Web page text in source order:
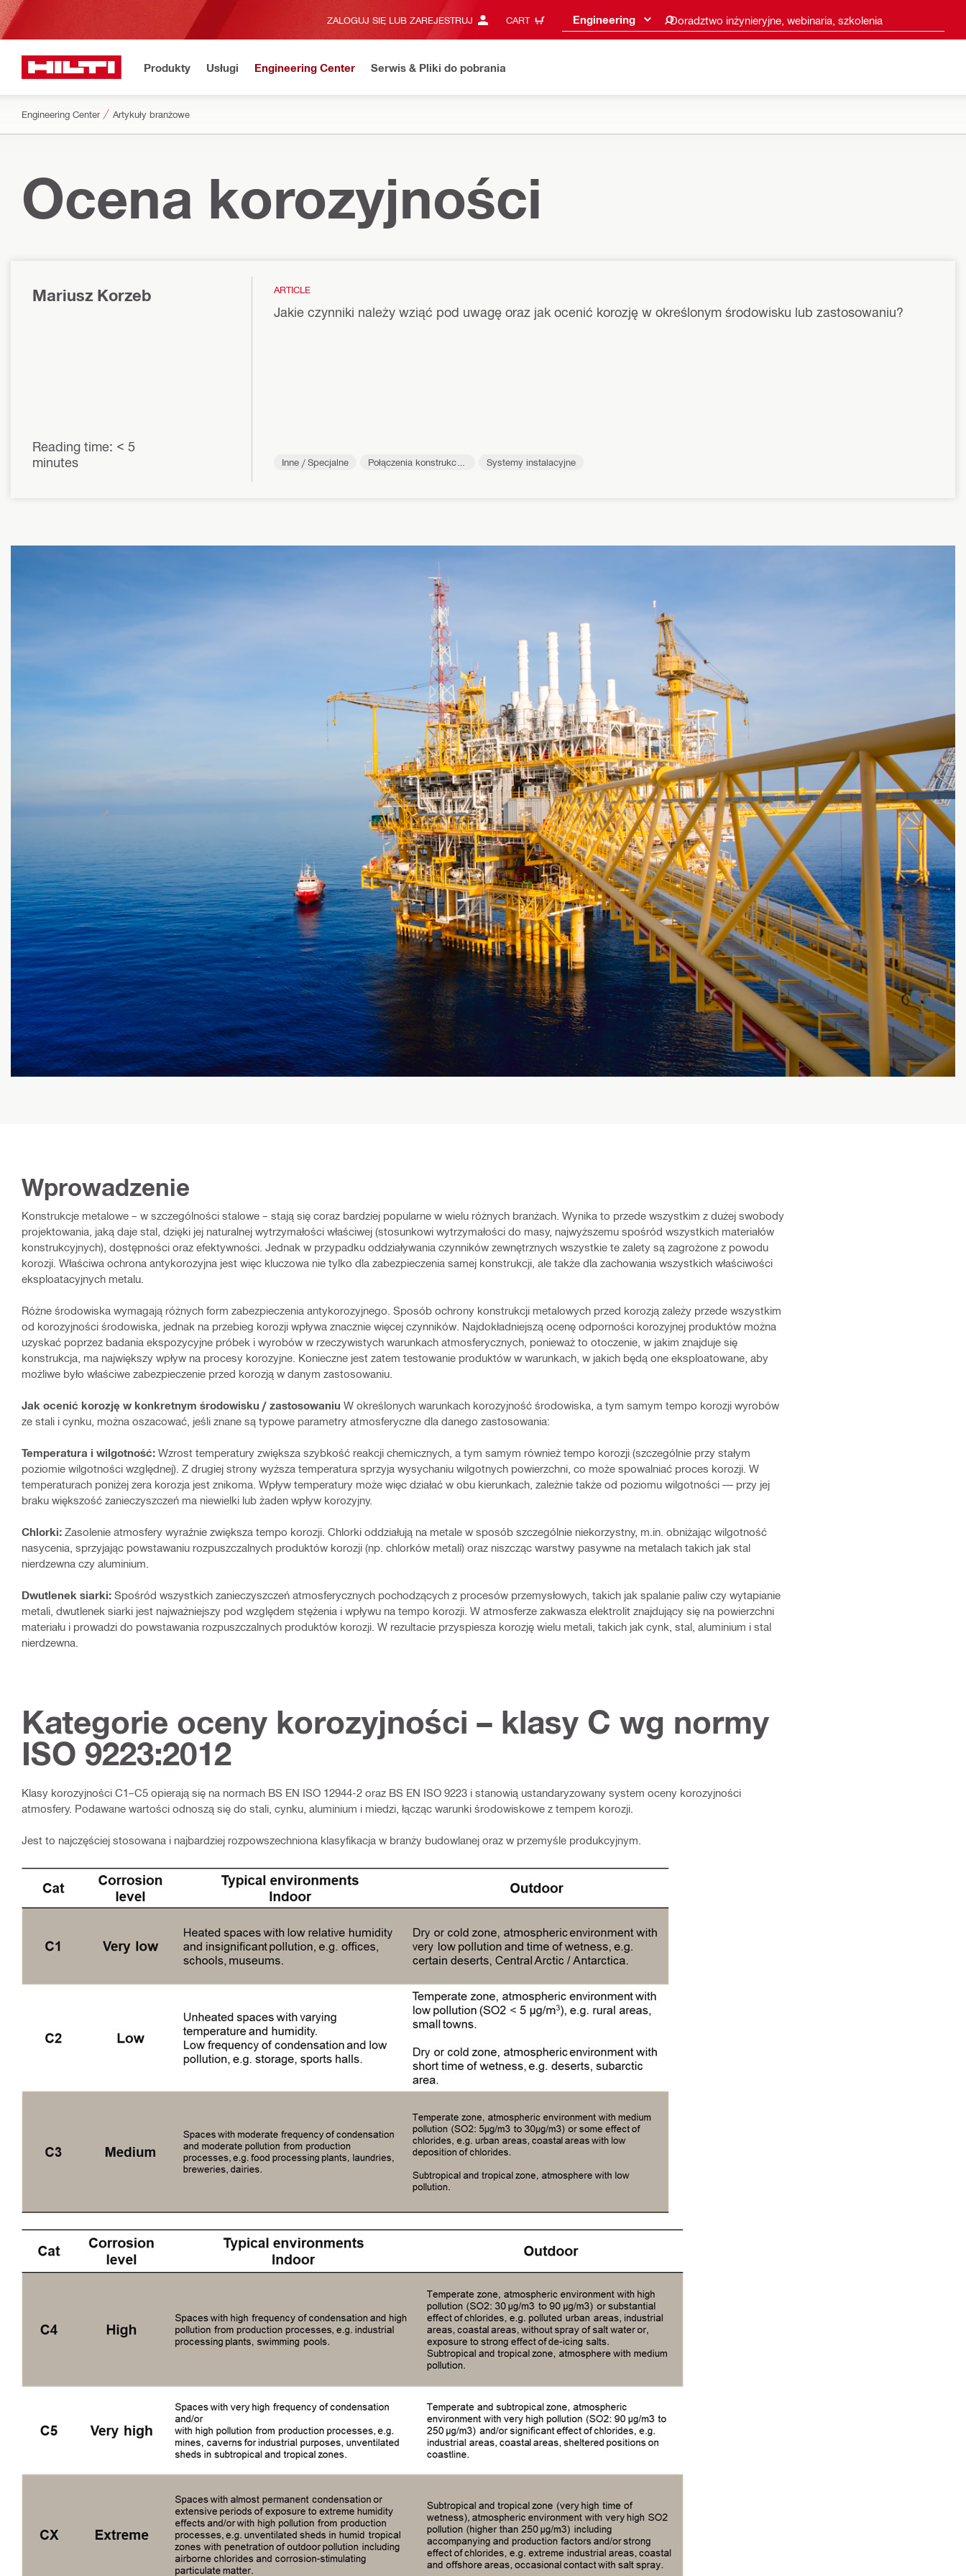
ZALOGUJ SIĘ LUB ZAREJESTRUJ CART Engineering Doradztwo inżynieryjne, webinaria, szkolenia
Produkty Usługi Engineering Center Serwis & Pliki do pobrania
Engineering Center Artykuły branżowe
Ocena korozyjności
Mariusz Korzeb
Reading time: < 5
minutes
ARTICLE
Jakie czynniki należy wziąć pod uwagę oraz jak ocenić korozję w określonym środowisku lub zastosowaniu?
Inne / Specjalne
Połączenia konstrukcyj
Systemy instalacyjne
Wprowadzenie
Konstrukcje metalowe – w szczególności stalowe – stają się coraz bardziej popularne w wielu różnych branżach. Wynika to przede wszystkim z dużej swobody
projektowania, jaką daje stal, dzięki jej naturalnej wytrzymałości właściwej (stosunkowi wytrzymałości do masy, najwyższemu spośród wszystkich materiałów
konstrukcyjnych), dostępności oraz efektywności. Jednak w przypadku oddziaływania czynników zewnętrznych wszystkie te zalety są zagrożone z powodu
korozji. Właściwa ochrona antykorozyjna jest więc kluczowa nie tylko dla zabezpieczenia samej konstrukcji, ale także dla zachowania wszystkich właściwości
eksploatacyjnych metalu.
Różne środowiska wymagają różnych form zabezpieczenia antykorozyjnego. Sposób ochrony konstrukcji metalowych przed korozją zależy przede wszystkim
od korozyjności środowiska, jednak na przebieg korozji wpływa znacznie więcej czynników. Najdokładniejszą ocenę odporności korozyjnej produktów można
uzyskać poprzez badania ekspozycyjne próbek i wyrobów w rzeczywistych warunkach atmosferycznych, ponieważ to otoczenie, w jakim znajduje się
konstrukcja, ma największy wpływ na procesy korozyjne. Konieczne jest zatem testowanie produktów w warunkach, w jakich będą one eksploatowane, aby
możliwe było właściwe zabezpieczenie przed korozją w danym zastosowaniu.
Jak ocenić korozję w konkretnym środowisku / zastosowaniu W określonych warunkach korozyjność środowiska, a tym samym tempo korozji wyrobów
ze stali i cynku, można oszacować, jeśli znane są typowe parametry atmosferyczne dla danego zastosowania:
Temperatura i wilgotność: Wzrost temperatury zwiększa szybkość reakcji chemicznych, a tym samym również tempo korozji (szczególnie przy stałym
poziomie wilgotności względnej). Z drugiej strony wyższa temperatura sprzyja wysychaniu wilgotnych powierzchni, co może spowalniać proces korozji. W
temperaturach poniżej zera korozja jest znikoma. Wpływ temperatury może więc działać w obu kierunkach, zależnie także od poziomu wilgotności — przy jej
braku większość zanieczyszczeń ma niewielki lub żaden wpływ korozyjny.
Chlorki: Zasolenie atmosfery wyraźnie zwiększa tempo korozji. Chlorki oddziałują na metale w sposób szczególnie niekorzystny, m.in. obniżając wilgotność
nasycenia, sprzyjając powstawaniu rozpuszczalnych produktów korozji (np. chlorków metali) oraz niszcząc warstwy pasywne na metalach takich jak stal
nierdzewna czy aluminium.
Dwutlenek siarki: Spośród wszystkich zanieczyszczeń atmosferycznych pochodzących z procesów przemysłowych, takich jak spalanie paliw czy wytapianie
metali, dwutlenek siarki jest najważniejszy pod względem stężenia i wpływu na tempo korozji. W atmosferze zakwasza elektrolit znajdujący się na powierzchni
materiału i prowadzi do powstawania rozpuszczalnych produktów korozji. W rezultacie przyspiesza korozję wielu metali, takich jak cynk, stal, aluminium i stal
nierdzewna.
Kategorie oceny korozyjności – klasy C wg normy
ISO 9223:2012
Klasy korozyjności C1–C5 opierają się na normach BS EN ISO 12944-2 oraz BS EN ISO 9223 i stanowią ustandaryzowany system oceny korozyjności
atmosfery. Podawane wartości odnoszą się do stali, cynku, aluminium i miedzi, łącząc warunki środowiskowe z tempem korozji.
Jest to najczęściej stosowana i najbardziej rozpowszechniona klasyfikacja w branży budowlanej oraz w przemyśle produkcyjnym.